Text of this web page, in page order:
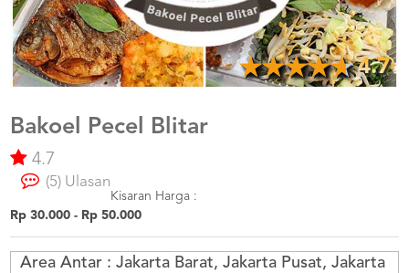
US
CATERERS
BLOG
TERMS
CONDITIONS
CALL
CENTER
021
3494
4.7
Bakoel Pecel Blitar
4.7
(5) Ulasan
Kisaran Harga :
Rp 30.000 - Rp 50.000
Area Antar : Jakarta Barat, Jakarta Pusat, Jakarta